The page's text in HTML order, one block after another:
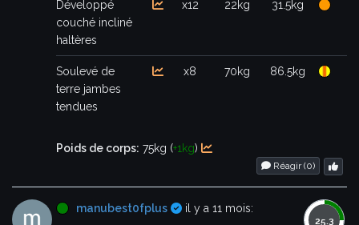
Développé
couché incliné
haltères
x12 22kg 31.5kg
Soulevé de
terre jambes
tendues
x8 70kg 86.5kg
Poids de corps: 75kg (+1kg)
Réagir (0)
manubest0fplus Certifié
il y a 11 mois: